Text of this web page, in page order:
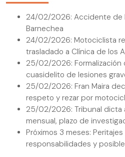
24/02/2026: Accidente de
Barnechea
24/02/2026: Motociclista
trasladado a Clínica de los
25/02/2026: Formalización
cuasidelito de lesiones
25/02/2026: Fran Maira
respeto y rezar por
25/02/2026: Tribunal dicta
mensual, plazo de
Próximos 3 meses:
responsabilidades y